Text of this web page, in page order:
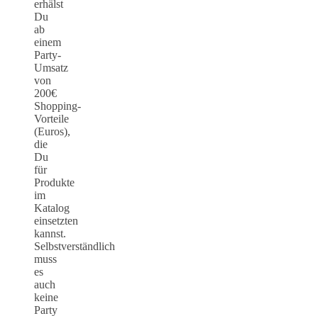
erhälst
Du
ab
einem
Party-
Umsatz
von
200€
Shopping-
Vorteile
(Euros),
die
Du
für
Produkte
im
Katalog
einsetzten
kannst.
Selbstverständlich
muss
es
auch
keine
Party